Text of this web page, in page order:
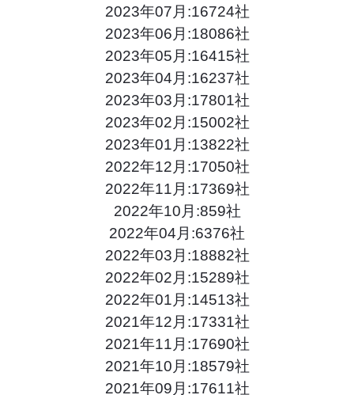
2023年07月:16724社
2023年06月:18086社
2023年05月:16415社
2023年04月:16237社
2023年03月:17801社
2023年02月:15002社
2023年01月:13822社
2022年12月:17050社
2022年11月:17369社
2022年10月:859社
2022年04月:6376社
2022年03月:18882社
2022年02月:15289社
2022年01月:14513社
2021年12月:17331社
2021年11月:17690社
2021年10月:18579社
2021年09月:17611社